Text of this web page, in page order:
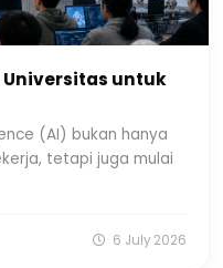
untuk
(AI) bukan hanya
tetapi juga mulai
6 July 2026